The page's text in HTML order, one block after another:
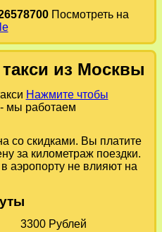
Посмотреть на
из Москвы
Нажмите чтобы
- мы работаем
со скидками. Вы платите
за километраж поездки.
аэропорту не влияют на
3300 Рублей